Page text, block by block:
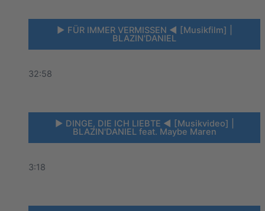
► FÜR IMMER VERMISSEN ◄ [Musikfilm] |
BLAZIN'DANIEL
32:58
► DINGE, DIE ICH LIEBTE ◄ [Musikvideo] |
BLAZIN'DANIEL feat. Maybe Maren
3:18